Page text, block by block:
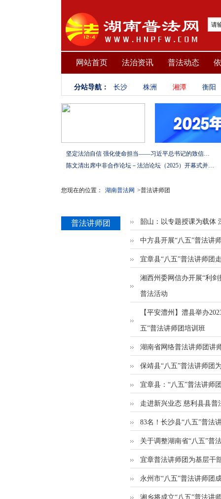
网站首页 法治资讯 普法动态
分站导航： 长沙 株洲 湘潭 衡阳
坚定法治自信 强化使命担当——习近平总书记的致信激励法学法律工作者投身全面依法治国伟大实践
陈文清出席中非合作论坛－法治论坛（2025）开幕式并在湖南调研
您现在的位置： 湖南普法网 >普法讲师团
普法讲师团 韶山：以专题授课为载体
中方县开展“八五”普法讲
宜章县“八五”普法讲师团
湘西州委网信办开展“利
普法活动
【平安澧州】澧县举办
五”普法讲师团培训班
湖南省网络普法讲师团讲
保靖县“八五”普法讲师团
宜章县：“八五”普法讲师
走进新兴业态 慈利县县
83名！长沙县“八五”普法
关于调整湖南省“八五”普
宜章普法讲师团为基层干
永州市“八五”普法讲师团
湘乡将成立“八五”普法讲